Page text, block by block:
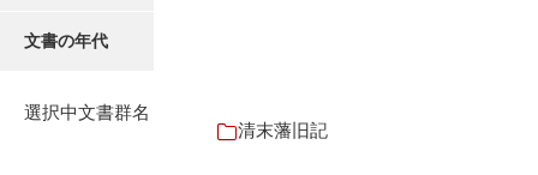
文書の年代
選択中文書群名
清末藩旧記